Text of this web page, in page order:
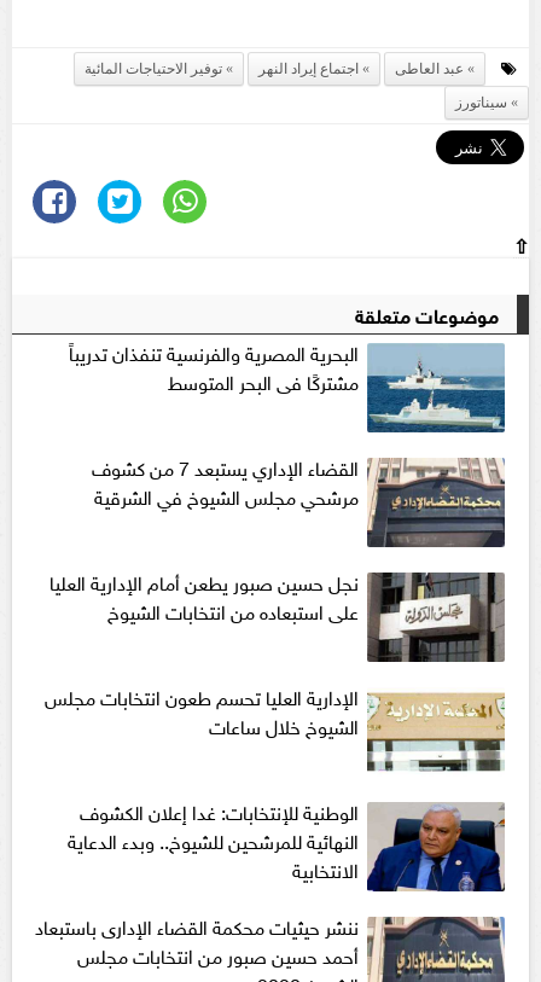
عبد العاطى اجتماع إيراد النهر
توفير الاحتياجات المائية
سيناتورز
⇧
موضوعات متعلقة
البحرية المصرية والفرنسية تنفذان تدريباً
مشتركًا فى البحر المتوسط
القضاء الإداري يستبعد 7 من كشوف
مرشحي مجلس الشيوخ في الشرقية
نجل حسين صبور يطعن أمام الإدارية العليا
على استبعاده من انتخابات الشيوخ
الإدارية العليا تحسم طعون انتخابات مجلس
الشيوخ خلال ساعات
الوطنية للإنتخابات: غدا إعلان الكشوف
النهائية للمرشحين للشيوخ.. وبدء الدعاية
الانتخابية
ننشر حيثيات محكمة القضاء الإدارى باستبعاد
أحمد حسين صبور من انتخابات مجلس